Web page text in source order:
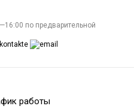
по предварительной
работы